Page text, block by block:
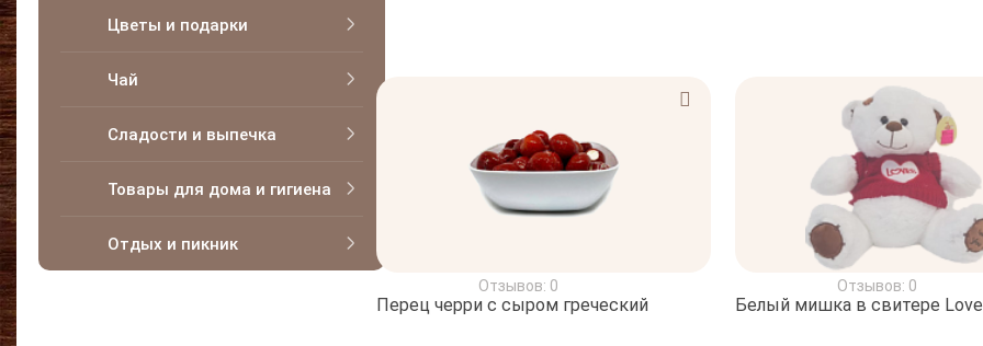
Цветы и подарки
Чай
Сладости и выпечка
Товары для дома и гигиена
Отдых и пикник
Отзывов: 0
Перец черри с сыром греческий
Отзывов: 0
Белый мишка в свитере